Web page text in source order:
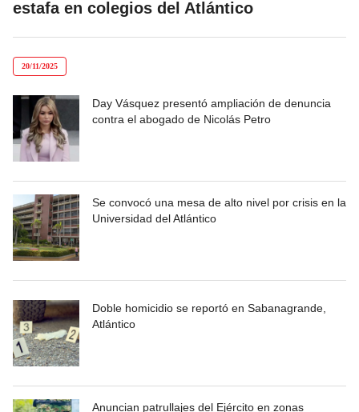
estafa en colegios del Atlántico
20/11/2025
Day Vásquez presentó ampliación de denuncia
contra el abogado de Nicolás Petro
Se convocó una mesa de alto nivel por crisis en la
Universidad del Atlántico
Doble homicidio se reportó en Sabanagrande,
Atlántico
Anuncian patrullajes del Ejército en zonas